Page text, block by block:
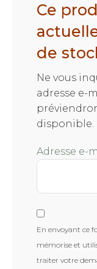
Ce
de
Ne vous
adresse e-
disponible.
Adresse e-
En envoyant ce
mémorise et
traiter votre